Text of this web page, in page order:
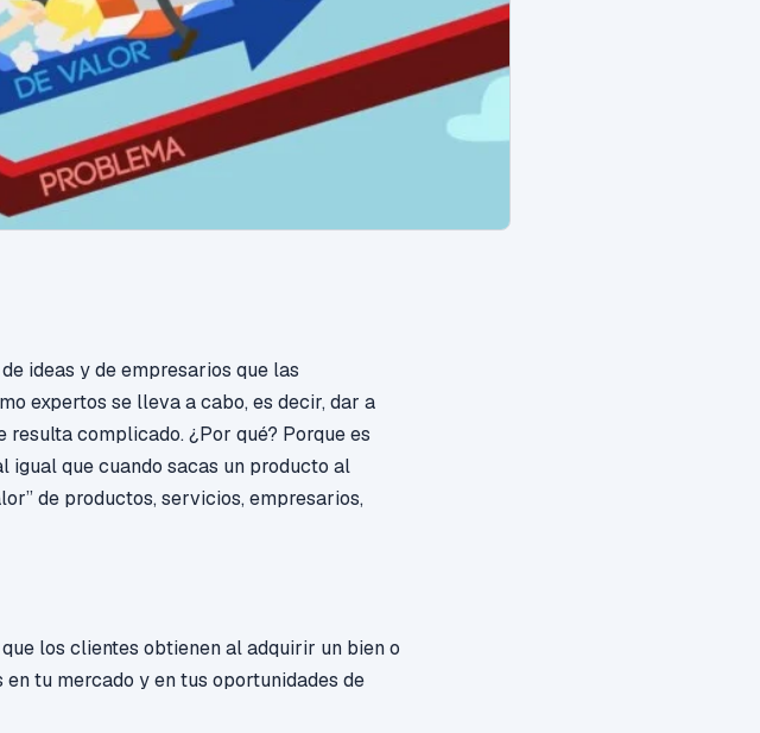
ideas y de empresarios que las
expertos se lleva a cabo, es decir, dar a
resulta complicado. ¿Por qué? Porque es
que cuando sacas un producto al
de productos, servicios, empresarios,
que los clientes obtienen al adquirir un bien o
tu mercado y en tus oportunidades de